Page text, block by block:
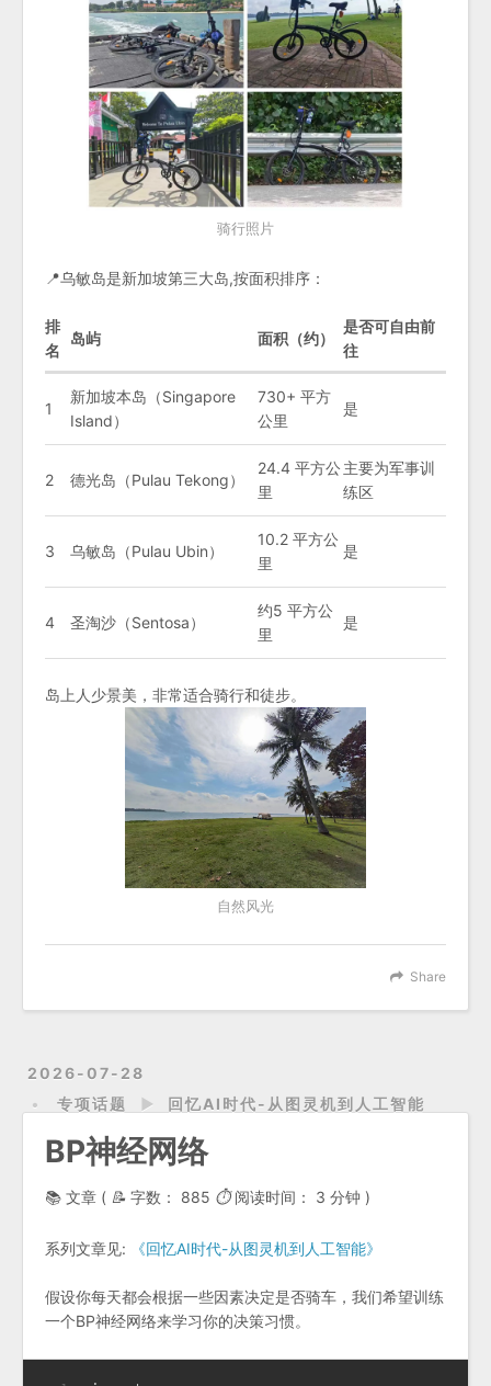
骑行照片
📍乌敏岛是新加坡第三大岛,按面积排序：
排
名
岛屿 面积（约）
是否可自由前
往
1
新加坡本岛（Singapore
Island）
730+ 平方
公里
是
2 德光岛（Pulau Tekong）
24.4 平方公
里
主要为军事训
练区
3 乌敏岛（Pulau Ubin）
10.2 平方公
里
是
4 圣淘沙（Sentosa）
约5 平方公
里
是
岛上人少景美，非常适合骑行和徒步。
自然风光
Share
2026-07-28
专项话题
► 回忆AI时代-从图灵机到人工智能
BP神经网络
📚 文章 ( 📝 字数： 885 ⏱ 阅读时间： 3 分钟 )
系列文章见: 《回忆AI时代-从图灵机到人工智能》
假设你每天都会根据一些因素决定是否骑车，我们希望训练
一个BP神经网络来学习你的决策习惯。